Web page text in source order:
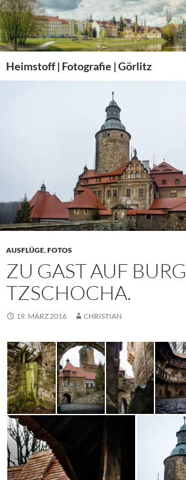
Zum
Inhalt
springen
Heimstoff | Fotografie | Görlitz
AUSFLÜGE,FOTOS
ZU GAST AUF BURG
TZSCHOCHA.
19. MÄRZ 2016 CHRISTIAN